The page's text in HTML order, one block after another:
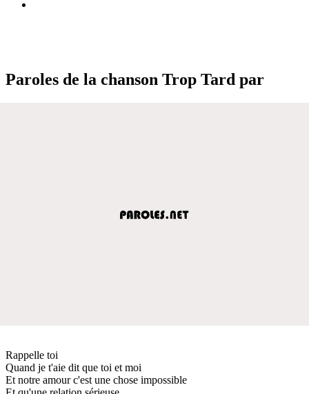
Paroles de la chanson Trop Tard par
Rappelle toi
Quand je t'aie dit que toi et moi
Et notre amour c'est une chose impossible